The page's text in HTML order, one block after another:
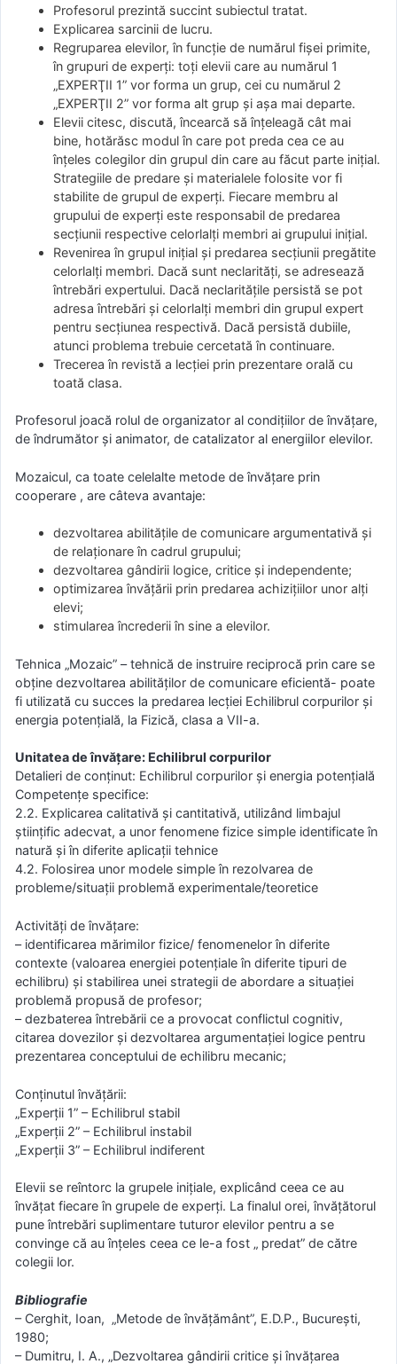
Profesorul prezintă succint subiectul tratat.
Explicarea sarcinii de lucru.
Regruparea elevilor, în funcţie de numărul fişei primite,
în grupuri de experţi: toţi elevii care au numărul 1
„EXPERŢII 1” vor forma un grup, cei cu numărul 2
„EXPERŢII 2” vor forma alt grup şi aşa mai departe.
Elevii citesc, discută, încearcă să înţeleagă cât mai
bine, hotărăsc modul în care pot preda cea ce au
înţeles colegilor din grupul din care au făcut parte iniţial.
Strategiile de predare şi materialele folosite vor fi
stabilite de grupul de experţi. Fiecare membru al
grupului de experţi este responsabil de predarea
secţiunii respective celorlalţi membri ai grupului iniţial.
Revenirea în grupul iniţial şi predarea secţiunii pregătite
celorlalţi membri. Dacă sunt neclarităţi, se adresează
întrebări expertului. Dacă neclarităţile persistă se pot
adresa întrebări şi celorlalţi membri din grupul expert
pentru secţiunea respectivă. Dacă persistă dubiile,
atunci problema trebuie cercetată în continuare.
Trecerea în revistă a lecţiei prin prezentare orală cu
toată clasa.
Profesorul joacă rolul de organizator al condițiilor de învățare,
de îndrumător și animator, de catalizator al energiilor elevilor.
Mozaicul, ca toate celelalte metode de învăţare prin
cooperare , are câteva avantaje:
dezvoltarea abilităţile de comunicare argumentativă şi
de relaţionare în cadrul grupului;
dezvoltarea gândirii logice, critice şi independente;
optimizarea învăţării prin predarea achiziţiilor unor alţi
elevi;
stimularea încrederii în sine a elevilor.
Tehnica „Mozaic” – tehnică de instruire reciprocă prin care se
obține dezvoltarea abilităților de comunicare eficientă- poate
fi utilizată cu succes la predarea lecţiei Echilibrul corpurilor şi
energia potenţială, la Fizică, clasa a VII-a.
Unitatea de învăţare: Echilibrul corpurilor
Detalieri de conţinut: Echilibrul corpurilor și energia potențială
Competenţe specifice:
2.2. Explicarea calitativă şi cantitativă, utilizând limbajul
ştiinţific adecvat, a unor fenomene fizice simple identificate în
natură şi în diferite aplicaţii tehnice
4.2. Folosirea unor modele simple în rezolvarea de
probleme/situaţii problemă experimentale/teoretice
Activităţi de învăţare:
– identificarea mărimilor fizice/ fenomenelor în diferite
contexte (valoarea energiei potenţiale în diferite tipuri de
echilibru) şi stabilirea unei strategii de abordare a situaţiei
problemă propusă de profesor;
– dezbaterea întrebării ce a provocat conflictul cognitiv,
citarea dovezilor şi dezvoltarea argumentaţiei logice pentru
prezentarea conceptului de echilibru mecanic;
Conţinutul învăţării:
„Experţii 1” – Echilibrul stabil
„Experţii 2” – Echilibrul instabil
„Experţii 3” – Echilibrul indiferent
Elevii se reîntorc la grupele iniţiale, explicând ceea ce au
învăţat fiecare în grupele de experţi. La finalul orei, învăţătorul
pune întrebări suplimentare tuturor elevilor pentru a se
convinge că au înţeles ceea ce le-a fost „ predat” de către
colegii lor.
Bibliografie
– Cerghit, Ioan, „Metode de învăţământ”, E.D.P., Bucureşti,
1980;
– Dumitru, I. A., „Dezvoltarea gândirii critice şi învăţarea